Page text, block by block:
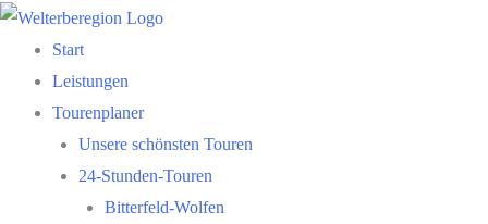
Zum
Inhalt
springen
Start
Leistungen
Tourenplaner
Unsere schönsten Touren
24-Stunden-Touren
Bitterfeld-Wolfen